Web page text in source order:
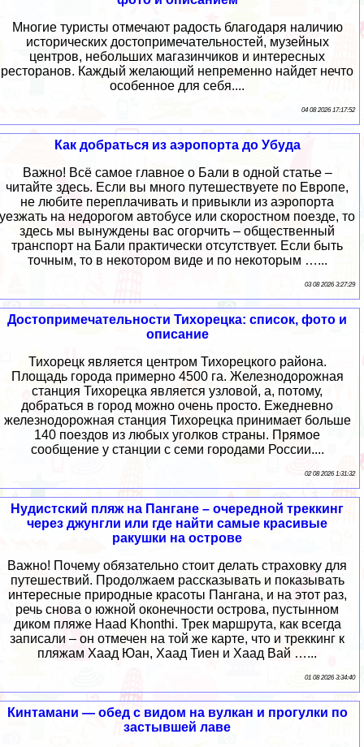
Многие туристы отмечают радость благодаря наличию
исторических достопримечательностей, музейных
центров, небольших магазинчиков и интересных
ресторанов. Каждый желающий непременно найдет нечто
особенное для себя....
04 08 2026 17:17:52
Как добраться из аэропорта до Убуда
Важно! Всё самое главное о Бали в одной статье –
читайте здесь. Если вы много путешествуете по Европе,
не любите переплачивать и привыкли из аэропорта
уезжать на недорогом автобусе или скоростном поезде, то
здесь мы вынуждены вас огорчить – общественный
транспорт на Бали практически отсутствует. Если быть
точным, то в некотором виде и по некоторым …...
03 08 2026 3:27:29
Достопримечательности Тихорецка: список, фото и
описание
Тихорецк является центром Тихорецкого района.
Площадь города примерно 4500 га. Железнодорожная
станция Тихорецка является узловой, а, потому,
добраться в город можно очень просто. Ежедневно
железнодорожная станция Тихорецка принимает больше
140 поездов из любых уголков страны. Прямое
сообщение у станции с семи городами России....
02 08 2026 1:31:32
Нудистский пляж на Пангане – очередной треккинг
через джунгли или где найти самые красивые
ракушки на острове
Важно! Почему обязательно стоит делать страховку для
путешествий. Продолжаем рассказывать и показывать
интересные природные красоты Пангана, и на этот раз,
речь снова о южной оконечности острова, пустынном
диком пляже Haad Khonthi. Трек маршрута, как всегда
записали – он отмечен на той же карте, что и треккинг к
пляжам Хаад Юан, Хаад Тиен и Хаад Вай …...
01 08 2026 3:34:40
Кинтамани — обед с видом на вулкан и прогулки по
застывшей лаве